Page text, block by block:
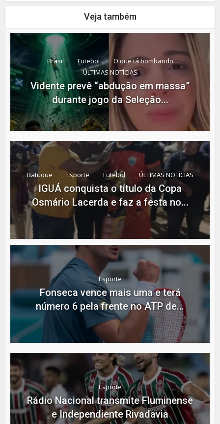
Veja também
Brasil Futebol
O que tá bombando
ÚLTIMAS NOTÍCIAS
Vidente prevê “abdução em massa”
durante jogo da Seleção...
Batuque Esporte Futebol ÚLTIMAS NOTÍCIAS
IGUÁ conquista o título da Copa
Osmário Lacerda e faz a festa no...
Esporte
Fonseca vence mais uma e terá
número 6 pela frente no ATP de...
Esporte
Rádio Nacional transmite Fluminense
e Independiente Rivadavia